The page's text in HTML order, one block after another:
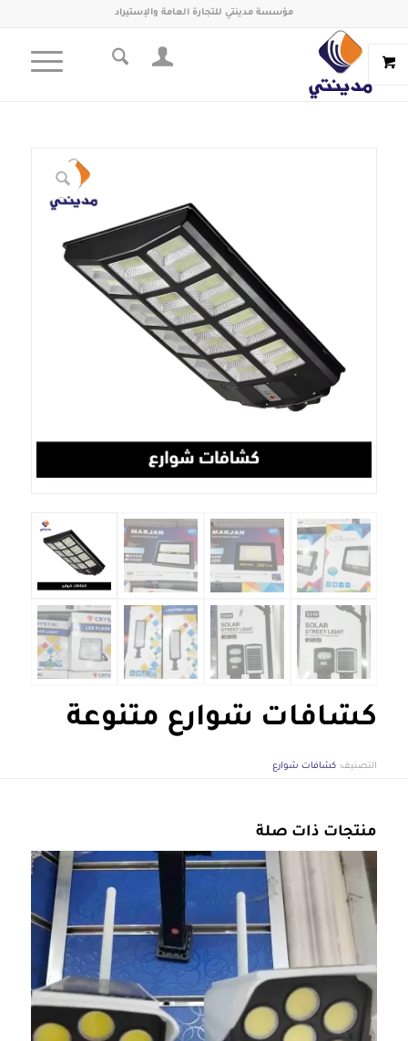
مؤسسة مدينتي للتجارة العامة والإستيراد
كشافات شوارع متنوعة
التصنيف: كشافات شوارع
منتجات ذات صلة